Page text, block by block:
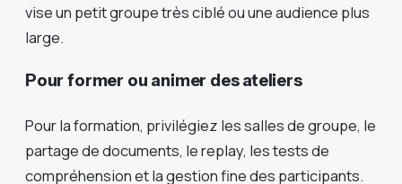
vise un petit groupe très ciblé ou une audience plus
large.
Pour former ou animer des ateliers
Pour la formation, privilégiez les salles de groupe, le
partage de documents, le replay, les tests de
compréhension et la gestion fine des participants.